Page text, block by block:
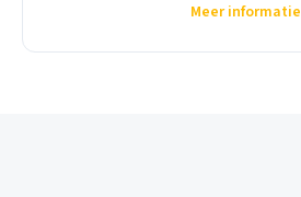
Meer informatie